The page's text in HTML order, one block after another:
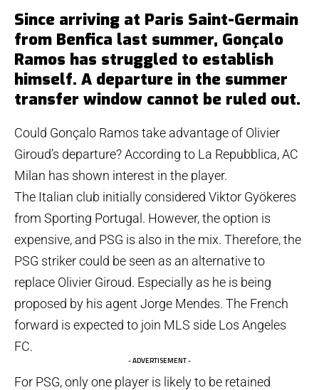
Since arriving at Paris Saint-Germain
from Benfica last summer, Gonçalo
Ramos has struggled to establish
himself. A departure in the summer
transfer window cannot be ruled out.
Could Gonçalo Ramos take advantage of Olivier
Giroud’s departure? According to La Repubblica, AC
Milan has shown interest in the player.
The Italian club initially considered Viktor Gyökeres
from Sporting Portugal. However, the option is
expensive, and PSG is also in the mix. Therefore, the
PSG striker could be seen as an alternative to
replace Olivier Giroud. Especially as he is being
proposed by his agent Jorge Mendes. The French
forward is expected to join MLS side Los Angeles
FC.
- ADVERTISEMENT -
For PSG, only one player is likely to be retained